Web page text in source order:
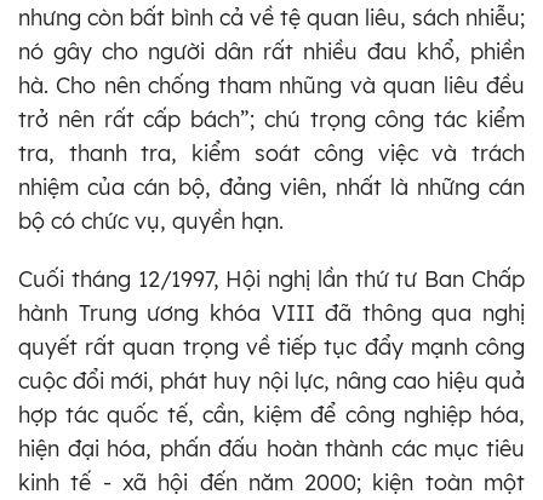
nhưng còn bất bình cả về tệ quan liêu, sách nhiễu;
nó gây cho người dân rất nhiều đau khổ, phiền
hà. Cho nên chống tham nhũng và quan liêu đều
trở nên rất cấp bách”; chú trọng công tác kiểm
tra, thanh tra, kiểm soát công việc và trách
nhiệm của cán bộ, đảng viên, nhất là những cán
bộ có chức vụ, quyền hạn.
Cuối tháng 12/1997, Hội nghị lần thứ tư Ban Chấp
hành Trung ương khóa VIII đã thông qua nghị
quyết rất quan trọng về tiếp tục đẩy mạnh công
cuộc đổi mới, phát huy nội lực, nâng cao hiệu quả
hợp tác quốc tế, cần, kiệm để công nghiệp hóa,
hiện đại hóa, phấn đấu hoàn thành các mục tiêu
kinh tế - xã hội đến năm 2000; kiện toàn một